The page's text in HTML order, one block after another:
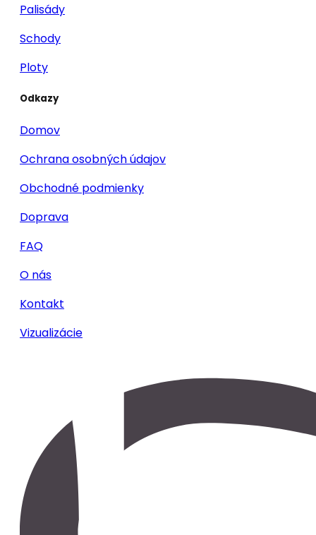
Palisády
Schody
Ploty
Odkazy
Domov
Ochrana osobných údajov
Obchodné podmienky
Doprava
FAQ
O nás
Kontakt
Vizualizácie